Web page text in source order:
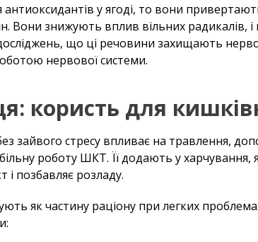
антиоксидантів у ягоді, то вони
Вони знижують вплив вільних радикалів,
що ці речовини захищають
нервової системи.
користь для
зайвого стресу впливає на травлення,
роботу ШКТ. Її додають у
і позбавляє розладу.
як частину раціону при легких